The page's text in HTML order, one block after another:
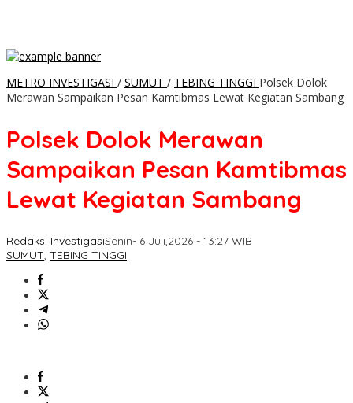
METRO INVESTIGASI / SUMUT / TEBING TINGGI Polsek Dolok
Merawan Sampaikan Pesan Kamtibmas Lewat Kegiatan Sambang
Polsek Dolok Merawan
Sampaikan Pesan Kamtibmas
Lewat Kegiatan Sambang
Redaksi InvestigasiSenin- 6 Juli,2026 - 13:27 WIB
SUMUT, TEBING TINGGI